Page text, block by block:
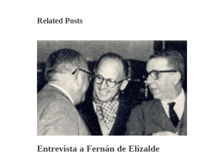
Related Posts
Entrevista a Fernán de Elizalde